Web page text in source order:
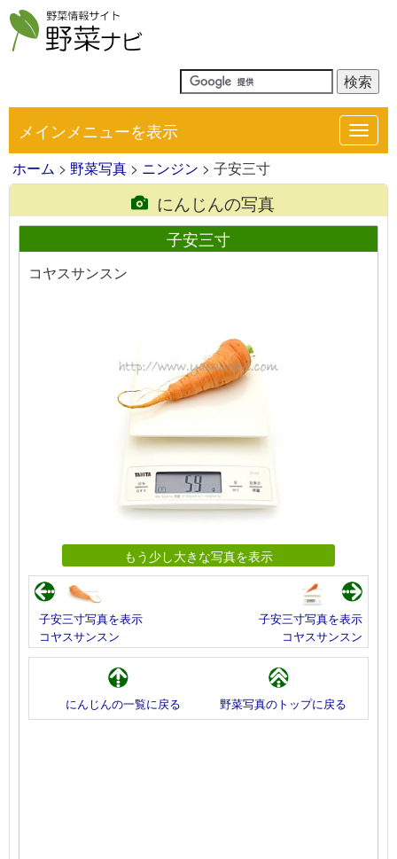
メインメニューを表示
ホーム > 野菜写真 > ニンジン > 子安三寸
にんじんの写真
子安三寸
コヤスサンスン
もう少し大きな写真を表示
子安三寸写真を表示
コヤスサンスン
子安三寸写真を表示
コヤスサンスン
にんじんの一覧に戻る 野菜写真のトップに戻る